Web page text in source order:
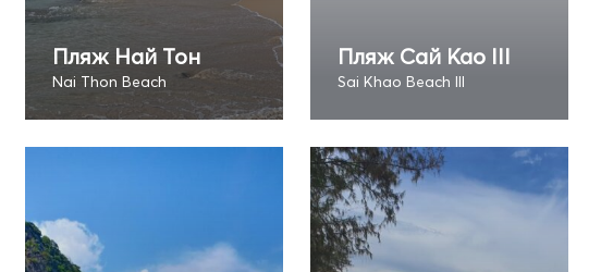
Пляж Най Тон
Nai Thon Beach
Пляж Сай Као III
Sai Khao Beach III